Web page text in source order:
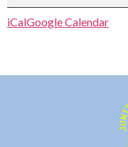
iCalGoogle Calendar